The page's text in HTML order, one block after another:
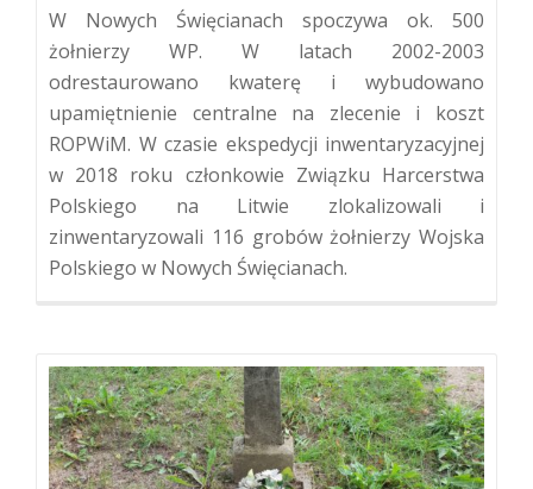
W Nowych Święcianach spoczywa ok. 500
żołnierzy WP. W latach 2002-2003
odrestaurowano kwaterę i wybudowano
upamiętnienie centralne na zlecenie i koszt
ROPWiM. W czasie ekspedycji inwentaryzacyjnej
w 2018 roku członkowie Związku Harcerstwa
Polskiego na Litwie zlokalizowali i
zinwentaryzowali 116 grobów żołnierzy Wojska
Polskiego w Nowych Święcianach.